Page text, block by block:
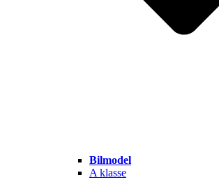
Bilmodel
A klasse